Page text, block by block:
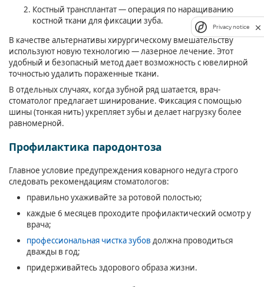
Костный трансплантат — операция по наращиванию
костной ткани для фиксации зуба.
В качестве альтернативы хирургическому вмешательству
используют новую технологию — лазерное лечение. Этот
удобный и безопасный метод дает возможность с ювелирной
точностью удалить пораженные ткани.
В отдельных случаях, когда зубной ряд шатается, врач-
стоматолог предлагает шинирование. Фиксация с помощью
шины (тонкая нить) укрепляет зубы и делает нагрузку более
равномерной.
Профилактика пародонтоза
Главное условие предупреждения коварного недуга строго
следовать рекомендациям стоматологов:
правильно ухаживайте за ротовой полостью;
каждые 6 месяцев проходите профилактический осмотр у
врача;
профессиональная чистка зубов должна проводиться
дважды в год;
придерживайтесь здорового образа жизни.
Privacy notice